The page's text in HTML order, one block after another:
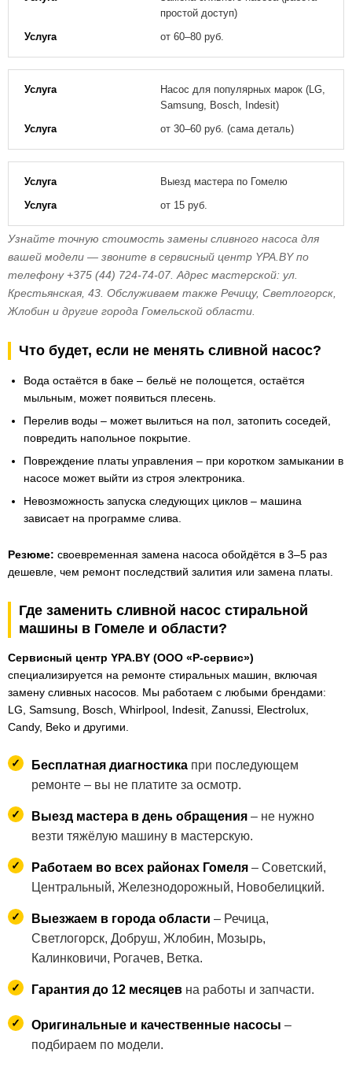
простой доступ)
от 60–80 руб.
Насос для популярных марок (LG,
Samsung, Bosch, Indesit)
от 30–60 руб. (сама деталь)
Выезд мастера по Гомелю
от 15 руб.
Узнайте точную стоимость замены сливного насоса для
вашей модели — звоните в сервисный центр YPA.BY по
телефону +375 (44) 724-74-07. Адрес мастерской: ул.
Крестьянская, 43. Обслуживаем также Речицу, Светлогорск,
Жлобин и другие города Гомельской области.
Что будет, если не менять сливной насос?
Вода остаётся в баке – бельё не полощется, остаётся
мыльным, может появиться плесень.
Перелив воды – может вылиться на пол, затопить соседей,
повредить напольное покрытие.
Повреждение платы управления – при коротком замыкании в
насосе может выйти из строя электроника.
Невозможность запуска следующих циклов – машина
зависает на программе слива.
Резюме: своевременная замена насоса обойдётся в 3–5 раз
дешевле, чем ремонт последствий залития или замена платы.
Где заменить сливной насос стиральной
машины в Гомеле и области?
Сервисный центр YPA.BY (ООО «Р-сервис»)
специализируется на ремонте стиральных машин, включая
замену сливных насосов. Мы работаем с любыми брендами:
LG, Samsung, Bosch, Whirlpool, Indesit, Zanussi, Electrolux,
Candy, Beko и другими.
Бесплатная диагностика при последующем
ремонте – вы не платите за осмотр.
Выезд мастера в день обращения – не нужно
везти тяжёлую машину в мастерскую.
Работаем во всех районах Гомеля – Советский,
Центральный, Железнодорожный, Новобелицкий.
Выезжаем в города области – Речица,
Светлогорск, Добруш, Жлобин, Мозырь,
Калинковичи, Рогачев, Ветка.
Гарантия до 12 месяцев на работы и запчасти.
Оригинальные и качественные насосы –
подбираем по модели.